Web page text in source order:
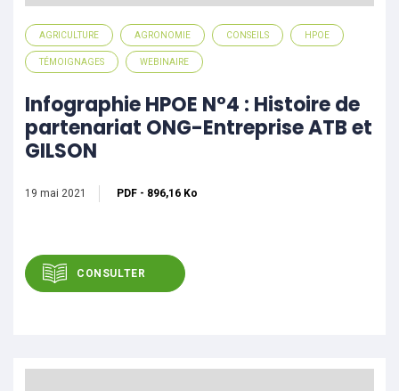
AGRICULTURE AGRONOMIE CONSEILS HPOE
TÉMOIGNAGES WEBINAIRE
Infographie HPOE N°4 : Histoire de
partenariat ONG-Entreprise ATB et
GILSON
19 mai 2021 PDF - 896,16 Ko
CONSULTER